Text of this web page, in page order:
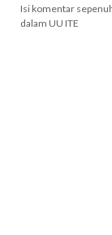
Isi komentar
dalam UU ITE